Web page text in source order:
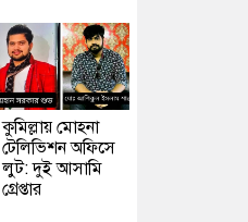
কুমিল্লায় মোহনা
টেলিভিশন অফিসে
লুট: দুই আসামি
গ্রেপ্তার